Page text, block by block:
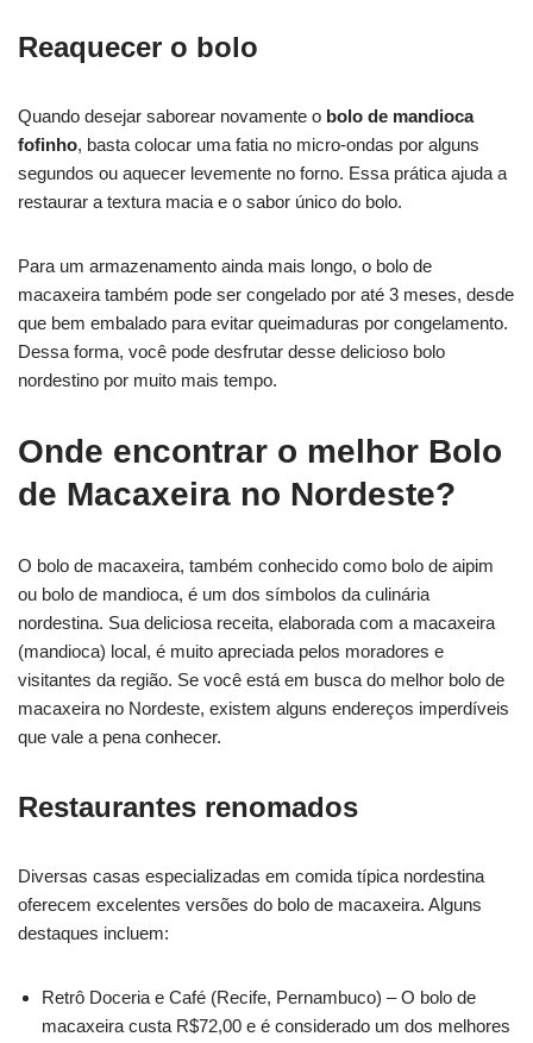
Reaquecer o bolo
Quando desejar saborear novamente o bolo de mandioca
fofinho, basta colocar uma fatia no micro-ondas por alguns
segundos ou aquecer levemente no forno. Essa prática ajuda a
restaurar a textura macia e o sabor único do bolo.
Para um armazenamento ainda mais longo, o bolo de
macaxeira também pode ser congelado por até 3 meses, desde
que bem embalado para evitar queimaduras por congelamento.
Dessa forma, você pode desfrutar desse delicioso bolo
nordestino por muito mais tempo.
Onde encontrar o melhor Bolo
de Macaxeira no Nordeste?
O bolo de macaxeira, também conhecido como bolo de aipim
ou bolo de mandioca, é um dos símbolos da culinária
nordestina. Sua deliciosa receita, elaborada com a macaxeira
(mandioca) local, é muito apreciada pelos moradores e
visitantes da região. Se você está em busca do melhor bolo de
macaxeira no Nordeste, existem alguns endereços imperdíveis
que vale a pena conhecer.
Restaurantes renomados
Diversas casas especializadas em comida típica nordestina
oferecem excelentes versões do bolo de macaxeira. Alguns
destaques incluem:
Retrô Doceria e Café (Recife, Pernambuco) – O bolo de
macaxeira custa R$72,00 e é considerado um dos melhores